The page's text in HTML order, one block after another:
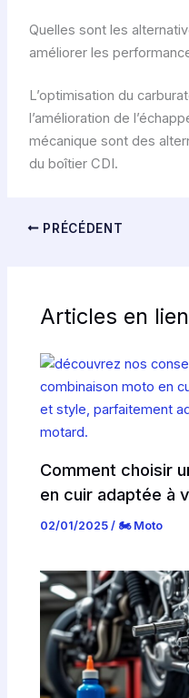
Quelles sont les
améliorer les
L’optimisation du
l’amélioration de
mécanique sont des
du boîtier CDI.
PRÉCÉDENT
Articles en lien
Comment choisir
en cuir adaptée à
02/01/2025/ 🏍️ Moto